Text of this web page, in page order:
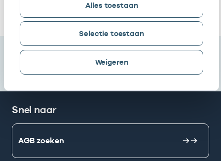
Alles toestaan
Selectie toestaan
Weigeren
Ik heb een arbeidsrelatie met
Snel naar
AGB zoeken